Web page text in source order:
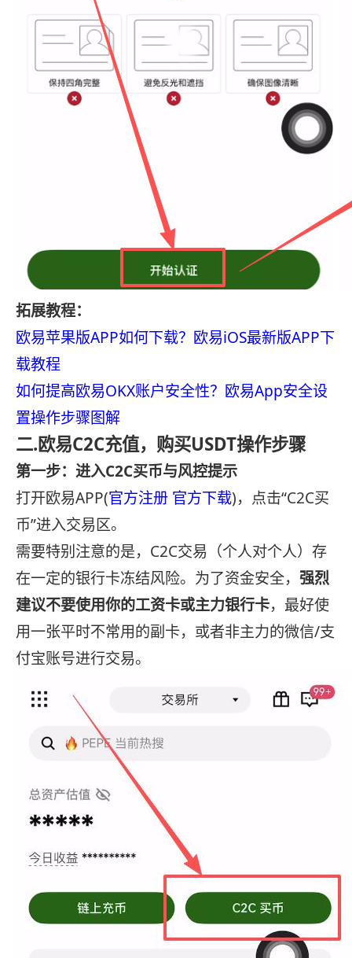
拓展教程：
欧易苹果版APP如何下载？欧易iOS最新版APP下
载教程
如何提高欧易OKX账户安全性？欧易App安全设
置操作步骤图解
二.欧易C2C充值，购买USDT操作步骤
第一步：进入C2C买币与风控提示
打开欧易APP(官方注册 官方下载)，点击“C2C买
币”进入交易区。
需要特别注意的是，C2C交易（个人对个人）存
在一定的银行卡冻结风险。为了资金安全， 强烈
建议不要使用你的工资卡或主力银行卡，最好使
用一张平时不常用的副卡，或者非主力的微信/支
付宝账号进行交易。